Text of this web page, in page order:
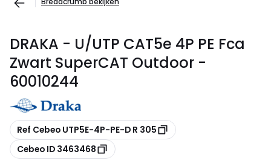
DRAKA - U/UTP CAT5e 4P PE Fca
Zwart SuperCAT Outdoor -
60010244
Kopiëren
Ref Cebeo UTP5E-4P-PE-D R 305
Kopiëren
Cebeo ID 3463468